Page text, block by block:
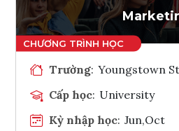
Trường: Youngstown
Cấp học: University
Kỳ nhập học: Jun,Oct